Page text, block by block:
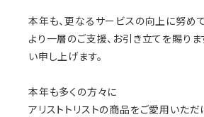
本年も、更なるサービスの向上に努め
より一層のご支援、お引き立てを賜りま
い申し上げます。
本年も多くの方々に
アリストトリストの商品をご愛用いただ